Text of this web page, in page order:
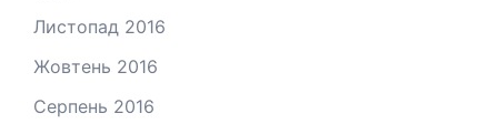
Листопад 2016
Жовтень 2016
Серпень 2016